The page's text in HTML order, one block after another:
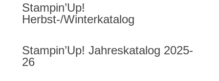
Stampin’Up!
Herbst-/Winterkatalog
Stampin’Up! Jahreskatalog 2025-
26